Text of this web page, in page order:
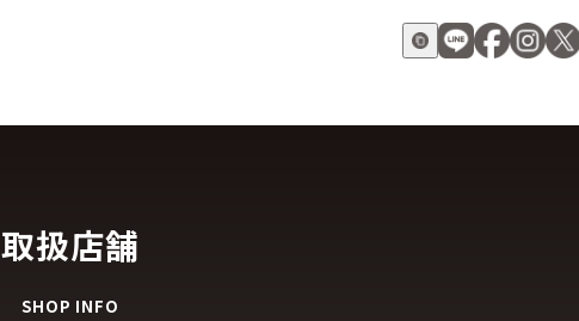
取扱店舗
SHOP INFO